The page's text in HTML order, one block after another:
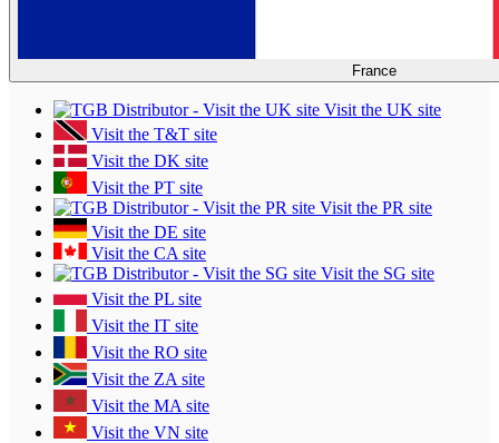
France
Visit the UK site
Visit the T&T site
Visit the DK site
Visit the PT site
Visit the PR site
Visit the DE site
Visit the CA site
Visit the SG site
Visit the PL site
Visit the IT site
Visit the RO site
Visit the ZA site
Visit the MA site
Visit the VN site